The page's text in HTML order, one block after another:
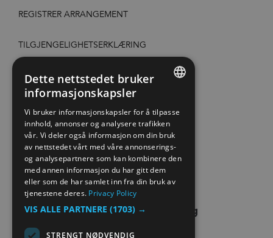
REGISTRER ARRANGEMENT
TILGJENGELIGHETSERKLÆRING
PERSONVERN & COOKIES
EXTRANET
KONTAKT OSS
NORWEGIAN
GERMAN
Dette nettstedet bruker
informasjonskapsler
Vi bruker informasjonskapsler for å tilpasse
innhold, annonser og analysere trafikken
vår. Vi deler også informasjon om din bruk
av nettstedet vårt med våre annonserings-
og analysepartnere som kan kombinere den
med annen informasjon du har gitt dem
eller som de har samlet inn fra din bruk av
tjenestene deres. Privacy Policy
VIS ALLE PARTNERE (1703) →
STRENGT NØDVENDIG